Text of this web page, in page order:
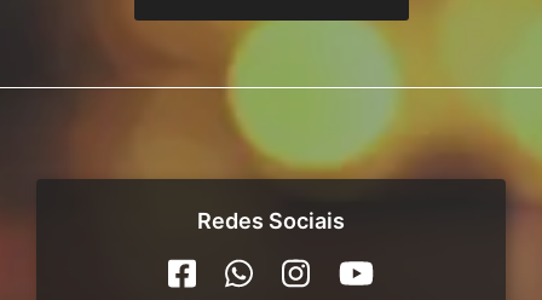
Redes Sociais